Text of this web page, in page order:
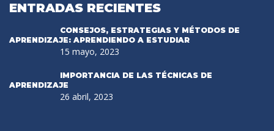
ENTRADAS RECIENTES
CONSEJOS, ESTRATEGIAS Y MÉTODOS DE
APRENDIZAJE: APRENDIENDO A ESTUDIAR
15 mayo, 2023
IMPORTANCIA DE LAS TÉCNICAS DE
APRENDIZAJE
26 abril, 2023